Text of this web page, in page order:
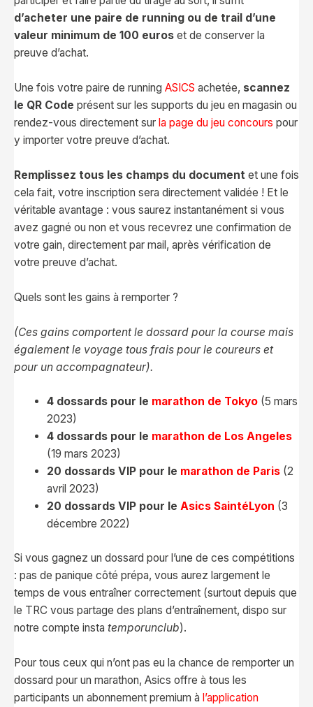
d’acheter une paire de running ou de trail d’une
valeur minimum de 100 euros et de conserver la
preuve d’achat.
Une fois votre paire de running ASICS achetée, scannez
le QR Code présent sur les supports du jeu en magasin ou
rendez-vous directement sur la page du jeu concours pour
y importer votre preuve d’achat.
Remplissez tous les champs du document et une fois
cela fait, votre inscription sera directement validée ! Et le
véritable avantage : vous saurez instantanément si vous
avez gagné ou non et vous recevrez une confirmation de
votre gain, directement par mail, après vérification de
votre preuve d’achat.
Quels sont les gains à remporter ?
(Ces gains comportent le dossard pour la course mais
également le voyage tous frais pour le coureurs et
pour un accompagnateur).
4 dossards pour le marathon de Tokyo(5 mars
2023)
4 dossards pour le marathon de Los Angeles
(19 mars 2023)
20 dossards VIP pour le marathon de Paris (2
avril 2023)
20 dossards VIP pour le Asics SaintéLyon (3
décembre 2022)
Si vous gagnez un dossard pour l’une de ces compétitions
: pas de panique côté prépa, vous aurez largement le
temps de vous entraîner correctement (surtout depuis que
le TRC vous partage des plans d’entraînement, dispo sur
notre compte insta temporunclub).
Pour tous ceux qui n’ont pas eu la chance de remporter un
dossard pour un marathon, Asics offre à tous les
participants un abonnement premium à l’application